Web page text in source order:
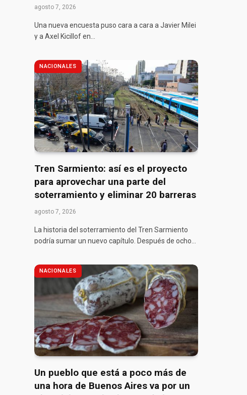
agosto 7, 2026
Una nueva encuesta puso cara a cara a Javier Milei
y a Axel Kicillof en…
NACIONALES
Tren Sarmiento: así es el proyecto
para aprovechar una parte del
soterramiento y eliminar 20 barreras
agosto 7, 2026
La historia del soterramiento del Tren Sarmiento
podría sumar un nuevo capítulo. Después de ocho…
NACIONALES
Un pueblo que está a poco más de
una hora de Buenos Aires va por un